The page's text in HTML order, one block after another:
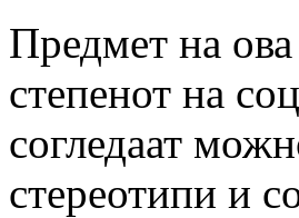
Предмет на
степенот на
согледаат
стереотипи и